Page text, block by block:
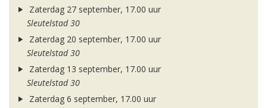
Zaterdag 27 september, 17.00 uur
Sleutelstad 30
Zaterdag 20 september, 17.00 uur
Sleutelstad 30
Zaterdag 13 september, 17.00 uur
Sleutelstad 30
Zaterdag 6 september, 17.00 uur